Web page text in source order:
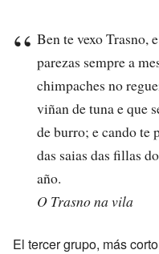
Ben te vexo Trasno,
parezas sempre a
chimpaches no
viñan de tuna e que
de burro; e cando te
das saias das fillas
año.
O Trasno na vila
El tercer grupo, más